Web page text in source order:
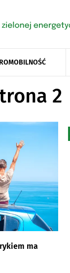
2
ma